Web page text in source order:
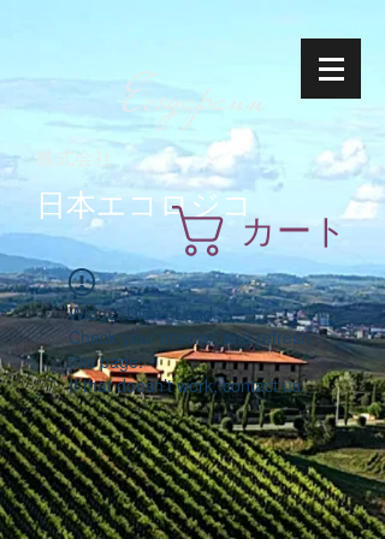
Ecoyapann
株式会社
日本エコロジコカート
Widget Didn’t Load
Check your internet and refresh
this page.
If that doesn’t work, contact us.